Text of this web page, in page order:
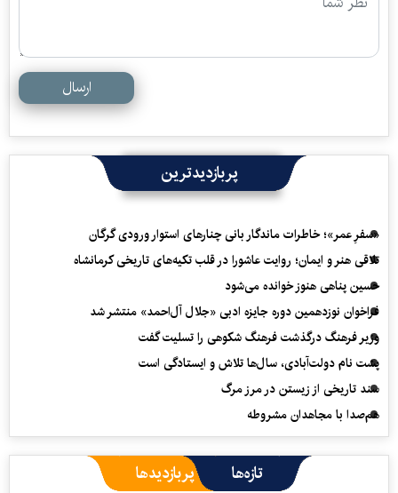
ارسال
پربازدیدترین
«سفرِ عمر»؛ خاطرات ماندگار بانی چنارهای استوار ورودی گرگان
تلاقی هنر و ایمان؛ روایت عاشورا در قلب تکیه‌های تاریخی کرمانشاه
حسین پناهی هنوز خوانده می‌شود
فراخوان نوزدهمین دوره جایزه ادبی «جلال آل‌احمد» منتشر شد
وزیر فرهنگ درگذشت فرهنگ شکوهی را تسلیت گفت
پشت نام دولت‌آبادی، سال‌ها تلاش و ایستادگی است
سند تاریخی از زیستن در مرز مرگ
هم‌صدا با مجاهدان مشروطه
تازه‌ها پربازدیدها